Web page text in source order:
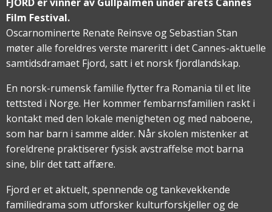
Film Festival.
Oscarnominerte Renate Reinsve og Sebastian Stan
møter alle foreldres verste mareritt i det Cannes-aktuelle
samtidsdramaet Fjord, satt i et norsk fjordlandskap.
En norsk-rumensk familie flytter fra Romania til et lite
tettsted i Norge. Her kommer fembarnsfamilien raskt i
kontakt med den lokale menigheten og med naboene,
som har barn i samme alder. Når skolen mistenker at
foreldrene praktiserer fysisk avstraffelse mot barna
sine, blir det tatt affære.
Fjord er et aktuelt, spennende og tankevekkende
familiedrama som utforsker kulturforskjeller og de